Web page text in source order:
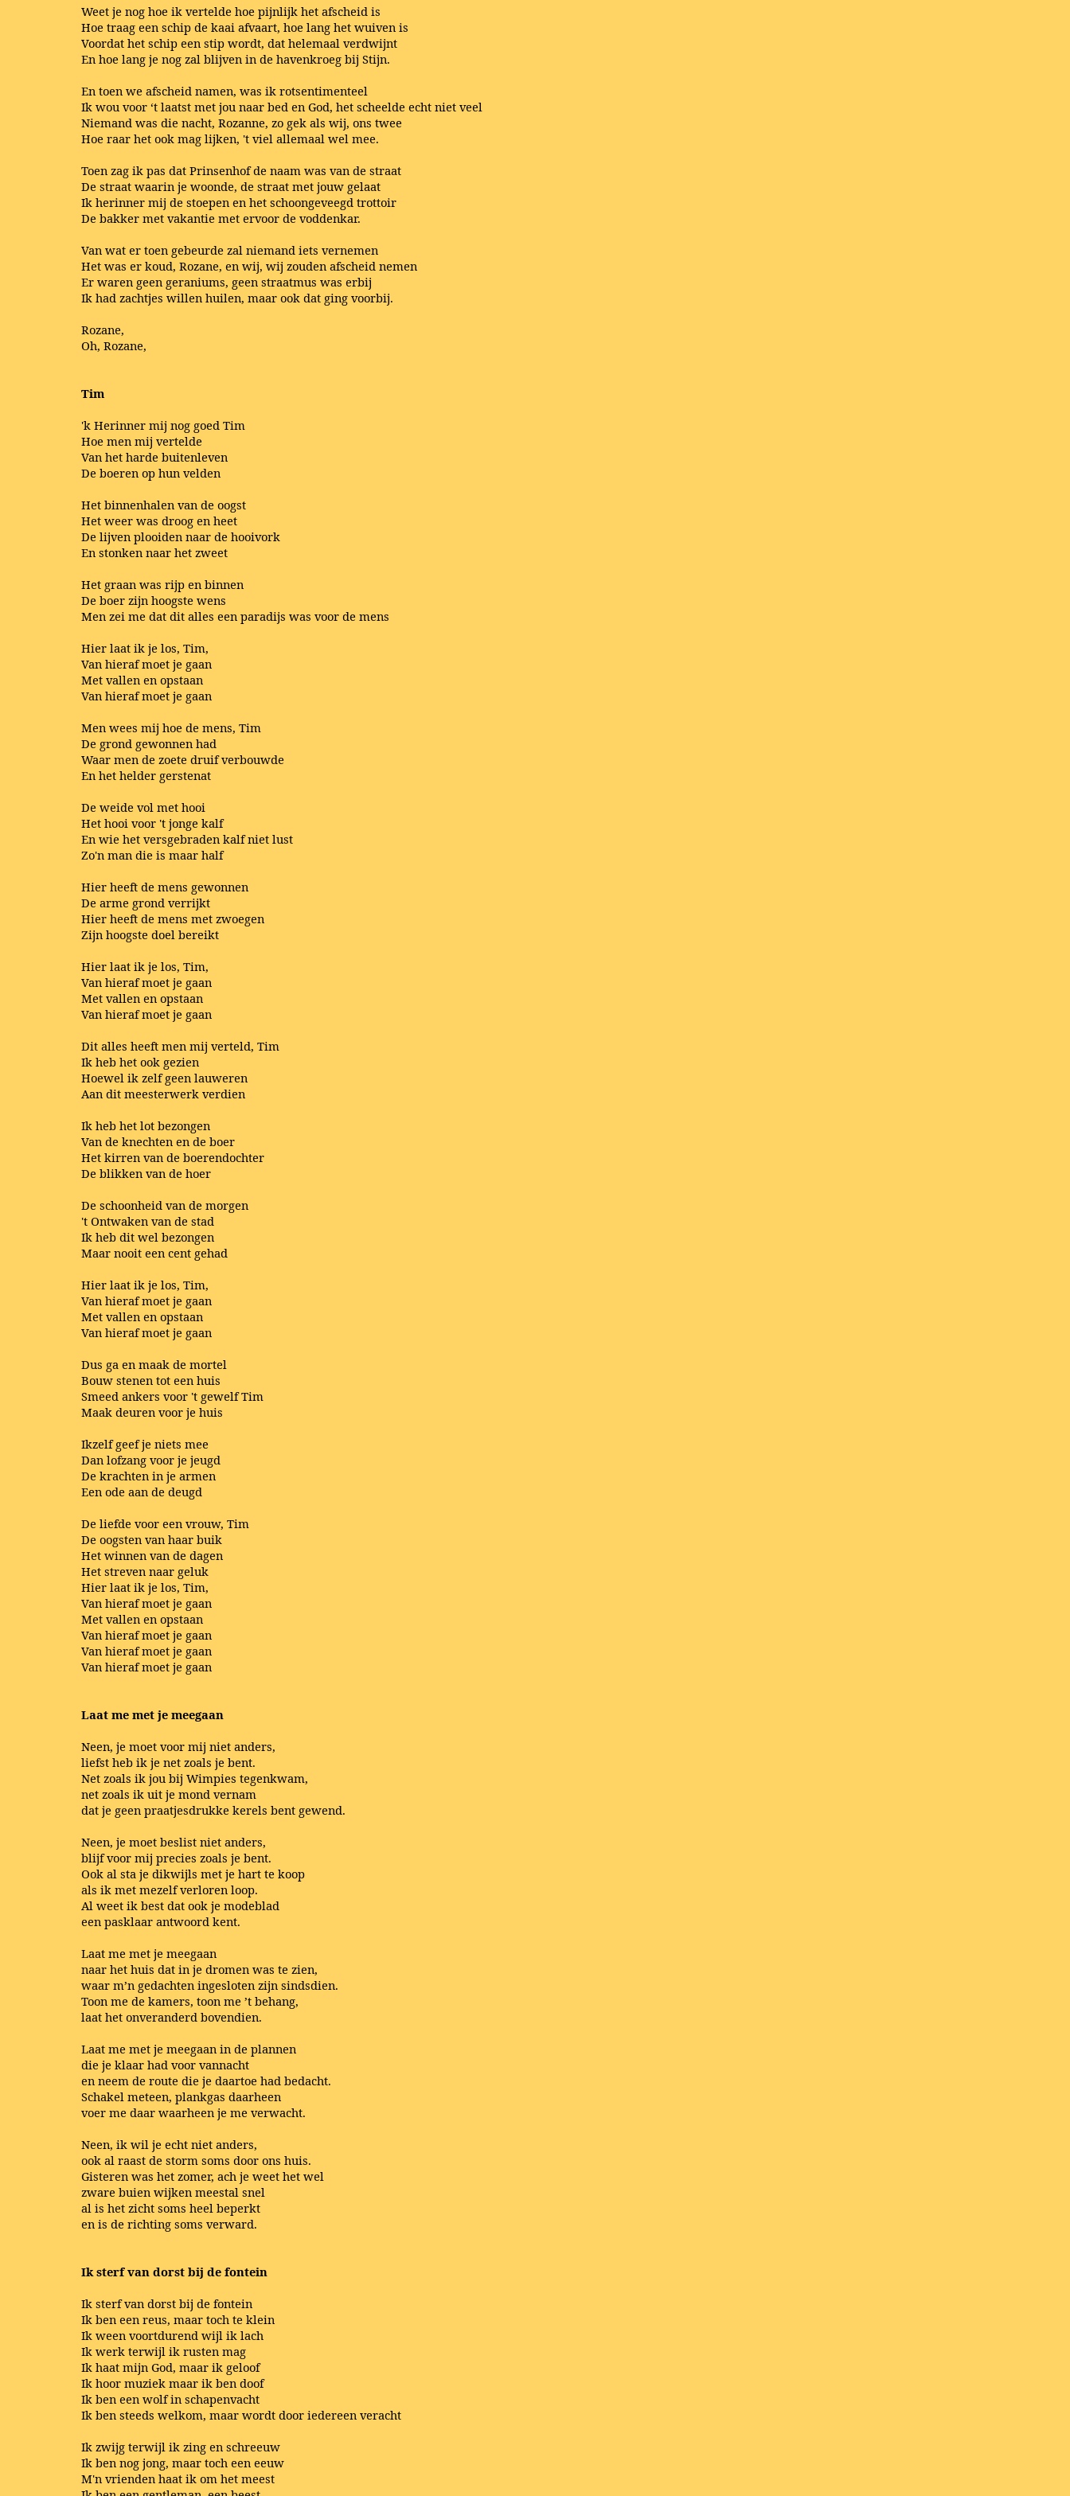
Weet je nog hoe ik vertelde hoe pijnlijk het afscheid is
Hoe traag een schip de kaai afvaart, hoe lang het wuiven is
Voordat het schip een stip wordt, dat helemaal verdwijnt
En hoe lang je nog zal blijven in de havenkroeg bij Stijn.
En toen we afscheid namen, was ik rotsentimenteel
Ik wou voor ‘t laatst met jou naar bed en God, het scheelde echt niet veel
Niemand was die nacht, Rozanne, zo gek als wij, ons twee
Hoe raar het ook mag lijken, 't viel allemaal wel mee.
Toen zag ik pas dat Prinsenhof de naam was van de straat
De straat waarin je woonde, de straat met jouw gelaat
Ik herinner mij de stoepen en het schoongeveegd trottoir
De bakker met vakantie met ervoor de voddenkar.
Van wat er toen gebeurde zal niemand iets vernemen
Het was er koud, Rozane, en wij, wij zouden afscheid nemen
Er waren geen geraniums, geen straatmus was erbij
Ik had zachtjes willen huilen, maar ook dat ging voorbij.
Rozane,
Oh, Rozane,
Tim
'k Herinner mij nog goed Tim
Hoe men mij vertelde
Van het harde buitenleven
De boeren op hun velden
Het binnenhalen van de oogst
Het weer was droog en heet
De lijven plooiden naar de hooivork
En stonken naar het zweet
Het graan was rijp en binnen
De boer zijn hoogste wens
Men zei me dat dit alles een paradijs was voor de mens
Hier laat ik je los, Tim,
Van hieraf moet je gaan
Met vallen en opstaan
Van hieraf moet je gaan
Men wees mij hoe de mens, Tim
De grond gewonnen had
Waar men de zoete druif verbouwde
En het helder gerstenat
De weide vol met hooi
Het hooi voor 't jonge kalf
En wie het versgebraden kalf niet lust
Zo'n man die is maar half
Hier heeft de mens gewonnen
De arme grond verrijkt
Hier heeft de mens met zwoegen
Zijn hoogste doel bereikt
Hier laat ik je los, Tim,
Van hieraf moet je gaan
Met vallen en opstaan
Van hieraf moet je gaan
Dit alles heeft men mij verteld, Tim
Ik heb het ook gezien
Hoewel ik zelf geen lauweren
Aan dit meesterwerk verdien
Ik heb het lot bezongen
Van de knechten en de boer
Het kirren van de boerendochter
De blikken van de hoer
De schoonheid van de morgen
't Ontwaken van de stad
Ik heb dit wel bezongen
Maar nooit een cent gehad
Hier laat ik je los, Tim,
Van hieraf moet je gaan
Met vallen en opstaan
Van hieraf moet je gaan
Dus ga en maak de mortel
Bouw stenen tot een huis
Smeed ankers voor 't gewelf Tim
Maak deuren voor je huis
Ikzelf geef je niets mee
Dan lofzang voor je jeugd
De krachten in je armen
Een ode aan de deugd
De liefde voor een vrouw, Tim
De oogsten van haar buik
Het winnen van de dagen
Het streven naar geluk
Hier laat ik je los, Tim,
Van hieraf moet je gaan
Met vallen en opstaan
Van hieraf moet je gaan
Van hieraf moet je gaan
Van hieraf moet je gaan
Laat me met je meegaan
Neen, je moet voor mij niet anders,
liefst heb ik je net zoals je bent.
Net zoals ik jou bij Wimpies tegenkwam,
net zoals ik uit je mond vernam
dat je geen praatjesdrukke kerels bent gewend.
Neen, je moet beslist niet anders,
blijf voor mij precies zoals je bent.
Ook al sta je dikwijls met je hart te koop
als ik met mezelf verloren loop.
Al weet ik best dat ook je modeblad
een pasklaar antwoord kent.
Laat me met je meegaan
naar het huis dat in je dromen was te zien,
waar m’n gedachten ingesloten zijn sindsdien.
Toon me de kamers, toon me ’t behang,
laat het onveranderd bovendien.
Laat me met je meegaan in de plannen
die je klaar had voor vannacht
en neem de route die je daartoe had bedacht.
Schakel meteen, plankgas daarheen
voer me daar waarheen je me verwacht.
Neen, ik wil je echt niet anders,
ook al raast de storm soms door ons huis.
Gisteren was het zomer, ach je weet het wel
zware buien wijken meestal snel
al is het zicht soms heel beperkt
en is de richting soms verward.
Ik sterf van dorst bij de fontein
Ik sterf van dorst bij de fontein
Ik ben een reus, maar toch te klein
Ik ween voortdurend wijl ik lach
Ik werk terwijl ik rusten mag
Ik haat mijn God, maar ik geloof
Ik hoor muziek maar ik ben doof
Ik ben een wolf in schapenvacht
Ik ben steeds welkom, maar wordt door iedereen veracht
Ik zwijg terwijl ik zing en schreeuw
Ik ben nog jong, maar toch een eeuw
M'n vrienden haat ik om het meest